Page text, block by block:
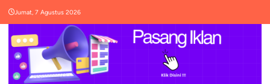
Jumat, 7 Agustus 2026